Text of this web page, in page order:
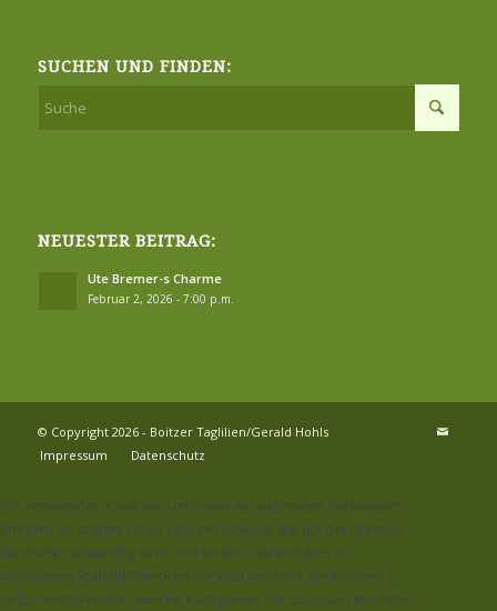
SUCHEN UND FINDEN:
NEUESTER BEITRAG:
Ute Bremer-s Charme
Februar 2, 2026 - 7:00 p.m.
© Copyright 2026 - Boitzer Taglilien/Gerald Hohls
Impressum
Datenschutz
Wir verwenden Cookies, um Ihnen ein optimales Webseiten-
Erlebnis zu bieten. Dazu zählen Cookies, die für den Betrieb
der Seite notwendig sind und solche, die lediglich zu
anonymen Statistikzwecken benutzt werden. Sie können
selbst entscheiden, welche Kategorien Sie zulassen möchten.